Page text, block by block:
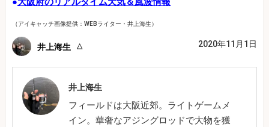
（アイキャッチ画像提供：WEBライター・井上海生）
井上海生 2020年11月1日
井上海生
フィールドは大阪近郊。ライトゲームメ
イン。華奢なアジングロッドで大物を獲